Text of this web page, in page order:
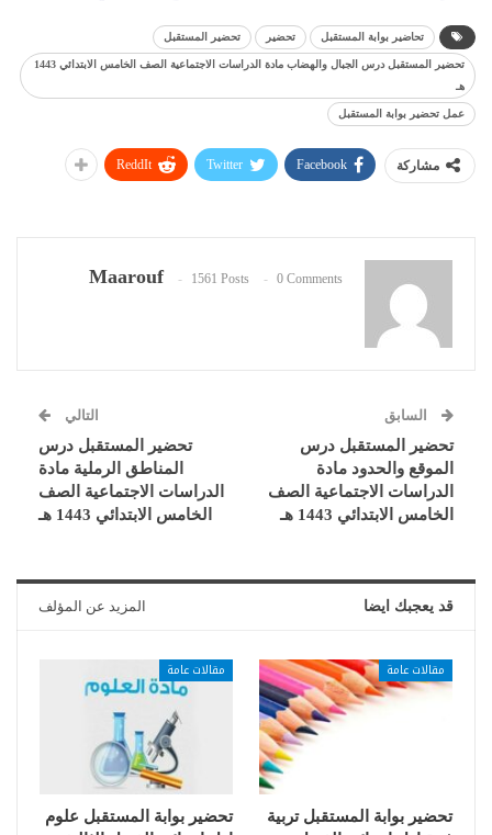
تحاضير بوابة المستقبل تحضير تحضير المستقبل
تحضير المستقبل درس الجبال والهضاب مادة الدراسات الاجتماعية الصف الخامس الابتدائي 1443
هـ
عمل تحضير بوابة المستقبل
مشاركة Facebook
Twitter
ReddIt
Maarouf 1561 Posts 0 Comments
السابق
تحضير المستقبل درس
الموقع والحدود مادة
الدراسات الاجتماعية الصف
الخامس الابتدائي 1443 هـ
التالي
تحضير المستقبل درس
المناطق الرملية مادة
الدراسات الاجتماعية الصف
الخامس الابتدائي 1443 هـ
قد يعجبك ايضا المزيد عن المؤلف
مقالات عامة
تحضير بوابة المستقبل تربية
مقالات عامة
تحضير بوابة المستقبل علوم